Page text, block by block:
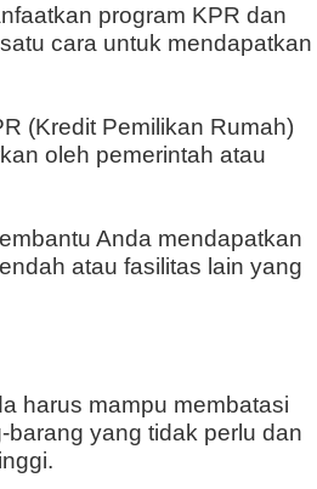
program KPR dan
cara untuk mendapatkan
(Kredit Pemilikan Rumah)
oleh pemerintah atau
Anda mendapatkan
atau fasilitas lain yang
harus mampu membatasi
yang tidak perlu dan